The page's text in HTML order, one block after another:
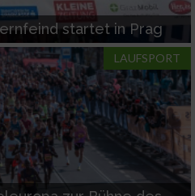
startet in Prag
LAUFSPORT